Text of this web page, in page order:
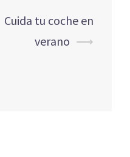
Cuida tu coche en
verano ⟶